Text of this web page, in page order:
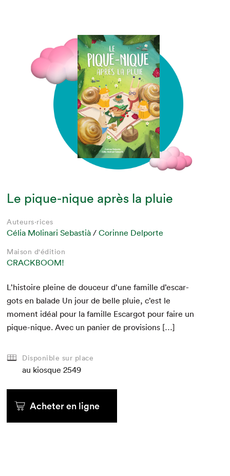
Le pique-nique après la pluie
Auteurs·rices
Célia Molinari Sebastià /Corinne Delporte
Maison d'édition
CRACKBOOM!
L’his­toire pleine de douceur d’une famille d’escar­
gots en balade Un jour de belle pluie, c’est le
moment idéal pour la famille Escar­got pour faire un
pique-nique. Avec un panier de provisions […]
Disponible sur place
au kiosque 2549
Acheter en ligne